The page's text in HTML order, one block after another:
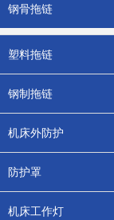
钢骨拖链
塑料拖链
钢制拖链
机床外防护
防护罩
机床工作灯